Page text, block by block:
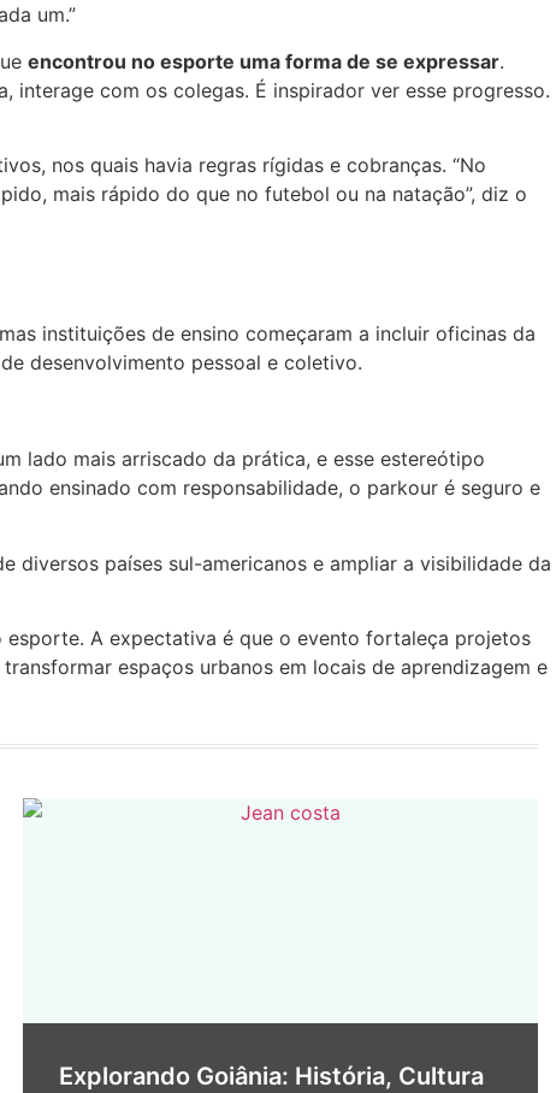
um.”
encontrou no esporte uma forma de se expressar.
interage com os colegas. É inspirador ver esse progresso.
nos quais havia regras rígidas e cobranças. “No
mais rápido do que no futebol ou na natação”, diz o
instituições de ensino começaram a incluir oficinas da
desenvolvimento pessoal e coletivo.
lado mais arriscado da prática, e esse estereótipo
ensinado com responsabilidade, o parkour é seguro e
diversos países sul-americanos e ampliar a visibilidade da
A expectativa é que o evento fortaleça projetos
espaços urbanos em locais de aprendizagem e
Explorando Goiânia: História, Cultura